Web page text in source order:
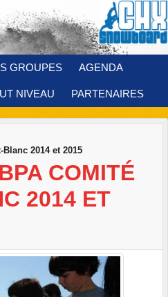
GROUPES AGENDA
NIVEAU PARTENAIRES
2014 et 2015
COMITÉ
2014 ET